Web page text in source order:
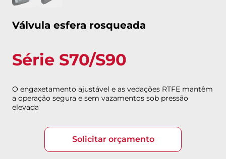
Válvula esfera rosqueada
Série S70/S90
O engaxetamento ajustável e as vedações RTFE mantêm
a operação segura e sem vazamentos sob pressão
elevada
Solicitar orçamento